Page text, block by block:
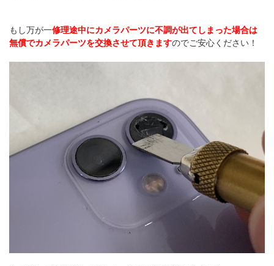
もし万が一修理途中にカメラパーツに不調が出てしまった場合は
無償でカメラパーツを交換させて頂きますのでご安心ください！